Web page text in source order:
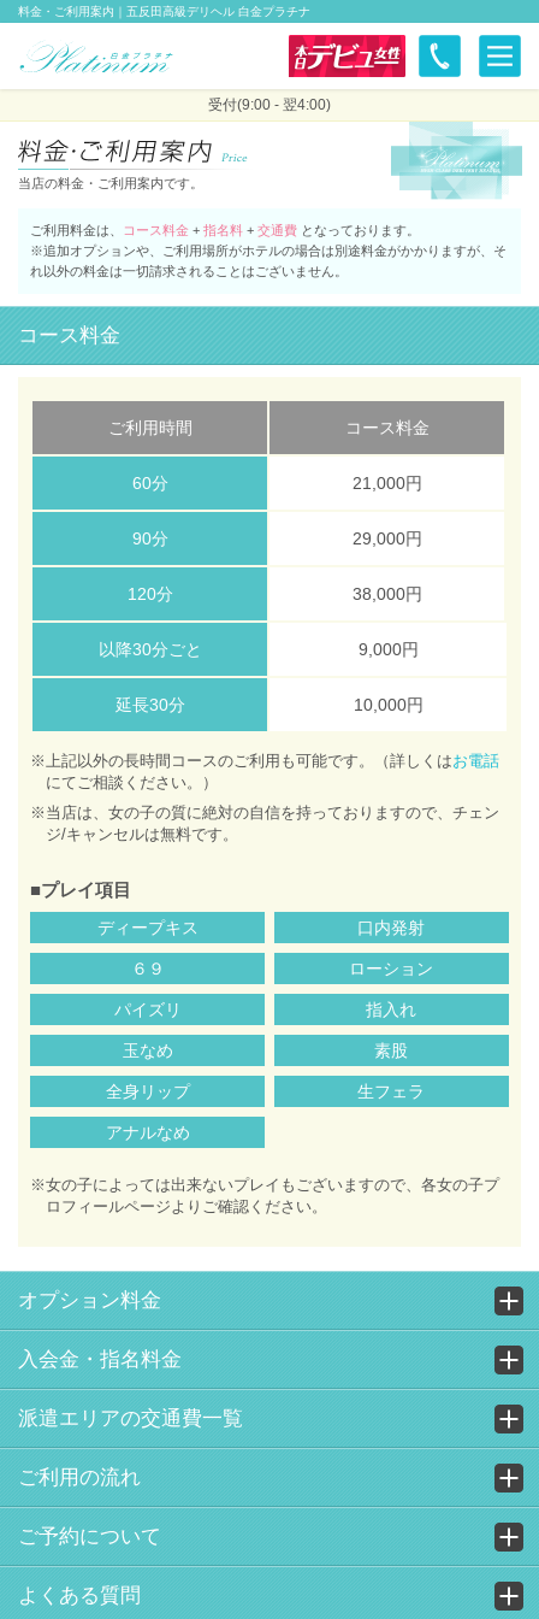
料金・ご利用案内｜五反田高級デリヘル 白金プラチナ
本日の新人
受付(9:00 - 翌4:00)
当店の料金・ご利用案内です。
ご利用料金は、 コース料金 + 指名料 + 交通費 となっております。
※追加オプションや、ご利用場所がホテルの場合は別途料金がかかりますが、そ
れ以外の料金は一切請求されることはございません。
コース料金
ご利用時間 コース料金
60分 21,000円
90分 29,000円
120分 38,000円
以降30分ごと 9,000円
延長30分 10,000円
※上記以外の長時間コースのご利用も可能です。（詳しくはお電話
にてご相談ください。）
※当店は、女の子の質に絶対の自信を持っておりますので、チェン
ジ/キャンセルは無料です。
■プレイ項目
ディープキス 口内発射
６９ ローション
パイズリ 指入れ
玉なめ 素股
全身リップ 生フェラ
アナルなめ
※女の子によっては出来ないプレイもございますので、各女の子プ
ロフィールページよりご確認ください。
オプション料金
入会金・指名料金
派遣エリアの交通費一覧
ご利用の流れ
ご予約について
よくある質問